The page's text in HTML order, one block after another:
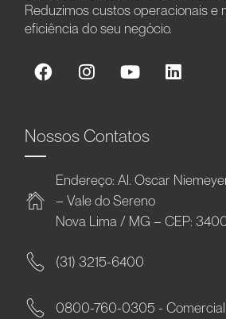
Reduzimos custos operacionais e
eficiência do seu negócio.
Nossos Contatos
Endereço: Al. Oscar
– Vale do Sereno
Nova Lima / MG – CEP:
(31) 3215-6400
0800-760-0305 - Comercial